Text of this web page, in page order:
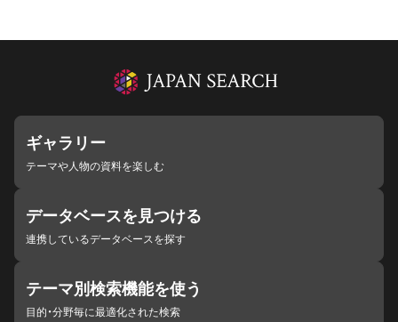
ギャラリー
テーマや人物の資料を楽しむ
データベースを見つける
連携しているデータベースを探す
テーマ別検索機能を使う
目的・分野毎に最適化された検索